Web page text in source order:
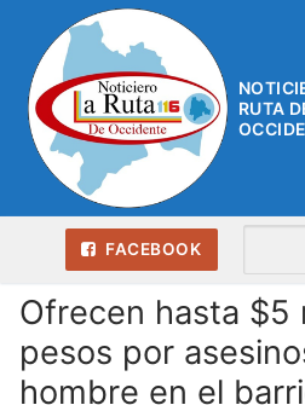
contenido
RUTA
FACEBOOK
Ofrecen hasta $5
pesos por
hombre en el